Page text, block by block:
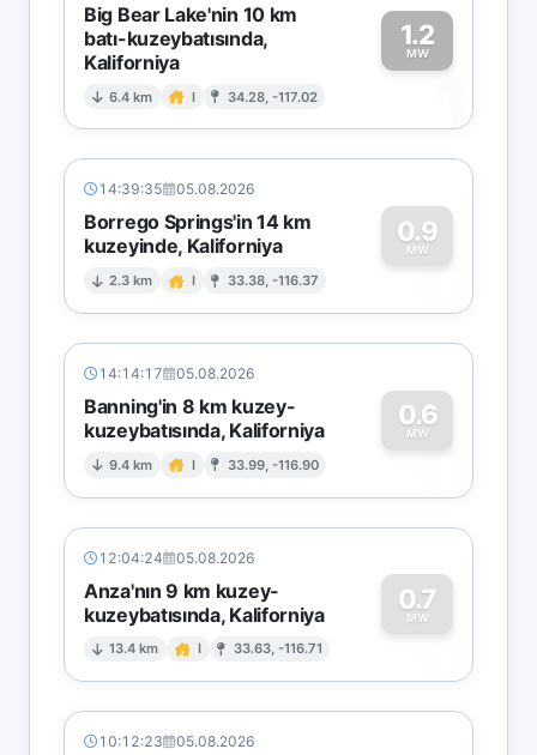
Big Bear Lake'nin 10 km
batı-kuzeybatısında,
Kaliforniya
6.4 km I 34.28, -117.02
1.2
MW
1
14:39:35 05.08.2026
Borrego Springs'in 14 km
kuzeyinde, Kaliforniya
2.3 km I 33.38, -116.37
0.9
MW
0
14:14:17 05.08.2026
Banning'in 8 km kuzey-
kuzeybatısında, Kaliforniya
9.4 km I 33.99, -116.90
0.6
MW
0
12:04:24 05.08.2026
Anza'nın 9 km kuzey-
kuzeybatısında, Kaliforniya
13.4 km I 33.63, -116.71
0.7
MW
0
10:12:23 05.08.2026